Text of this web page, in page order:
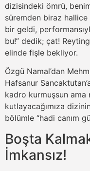
dizisindeki ömrü,
süremden biraz hallice
bir geldi,
bu!” dedik; çat!
elinde fişle bekliyor.
Özgü Namal’dan
Hafsanur
kadro kurmuşsun ama
kutlayacağımıza
bölümle “hadi canım
Boşta
İmkansız!